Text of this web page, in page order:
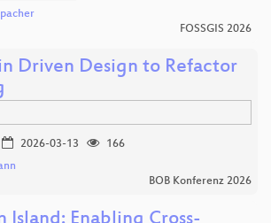
FOSSGIS 2026
Driven Design to Refactor
2026-03-13
166
BOB Konferenz 2026